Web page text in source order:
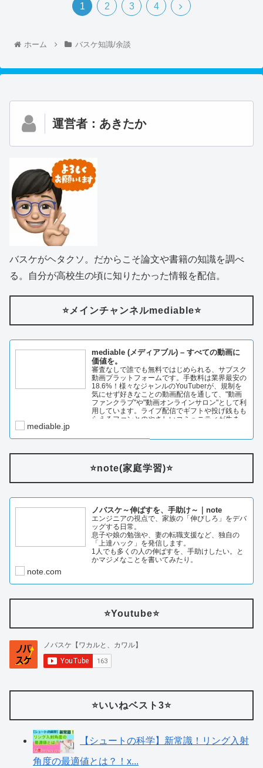
1 2 3 4
ホーム バスケ知識/余談
運営者：あきたか
バスケがヘタクソ。だからこそ論文や書籍の知識を調べ
る。自分が高校生の頃に知りたかった情報を配信。
⭐️メインチャンネルmediable⭐️
mediable (メディアブル) – すべての動画に
価値を。
審査なしで誰でも無料ではじめられる、サブスク
動画プラットフォームです。手数料は業界最安の
18.6%！様々なジャンルのYouTuberが、規制を
気にせず好きなことの動画配信を通して、"動画
ファンクラブ"や"動画オンラインサロン"として利
用しています。ライブ配信でギフトや投げ銭もも
らえるファンとのやさしいコミュニティが生ま…
mediable.jp
⭐️note(家庭学習)⭐️
ノバスケ～伸ばすを、手助け～｜note
エンジニアの視点で、家族の「伸びしろ」をデバ
ッグする日常。
息子や娘の勉強や、妻の転職支援など、独自の
「上達ハック」を発信します。
1人でも多くの人の伸ばすを、手助けしたい。と
かマジメなことを書いてみたり。
note.com
⭐️Youtube⭐️
⭐️いいねベスト3⭐️
【シュートの科学】新常識！リング入射
角度の最適値とは？！x...